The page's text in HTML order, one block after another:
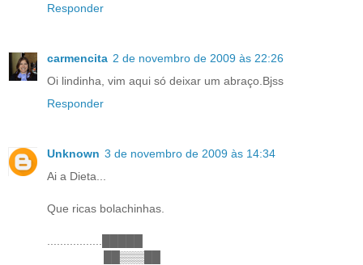
Responder
carmencita 2 de novembro de 2009 às 22:26
Oi lindinha, vim aqui só deixar um abraço.Bjss
Responder
Unknown 3 de novembro de 2009 às 14:34
Ai a Dieta...
Que ricas bolachinhas.
██▒▒▒██